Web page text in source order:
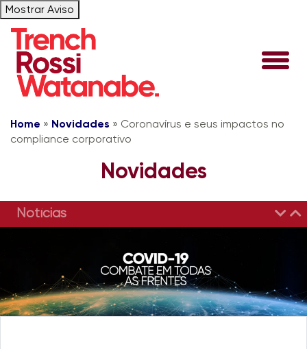
Mostrar Aviso
Home » Novidades » Coronavírus e seus impactos no
compliance corporativo
Novidades
Notícias